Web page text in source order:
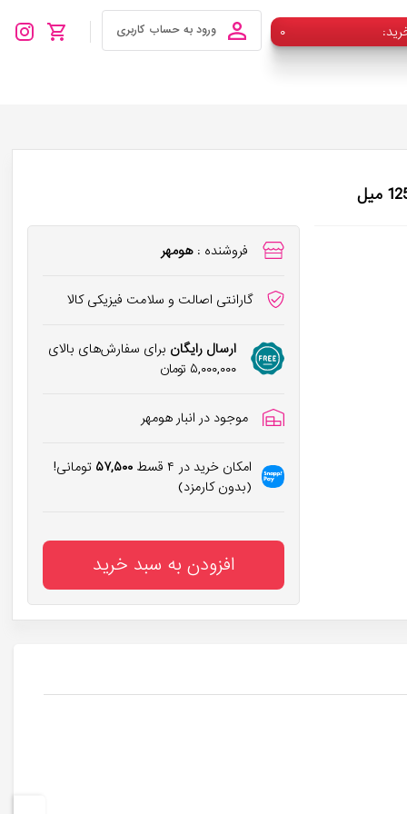
۰ ورود به حساب کاربری
فروشنده : هومهر
گارانتی اصالت و سلامت فیزیکی کالا
ارسال رایگان برای سفارش‌های بالای
۵,۰۰۰,۰۰۰ تومان
موجود در انبار هومهر
امکان خرید در ۴ قسط ۵۷,۵۰۰ تومانی!
(بدون کارمزد)
افزودن به سبد خرید